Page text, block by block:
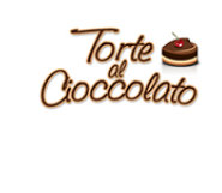
contenuto